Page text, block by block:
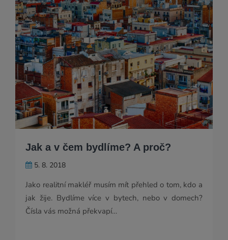
Jak a v čem bydlíme? A proč?
5. 8. 2018
Jako realitní makléř musím mít přehled o tom, kdo a
jak žije. Bydlíme více v bytech, nebo v domech?
Čísla vás možná překvapí…